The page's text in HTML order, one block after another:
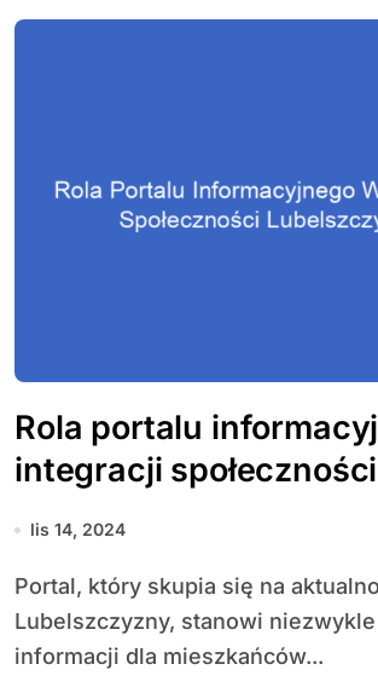
Rola portalu
integracji społeczności
Lubelszczyzny
lis 14, 2024
Portal, który skupia się na aktualnościach z
Lubelszczyzny, stanowi niezwykle
informacji dla mieszkańców...